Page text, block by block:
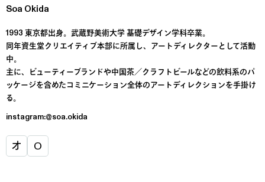
Soa Okida
1993 東京都出身。武蔵野美術大学 基礎デザイン学科卒業。
同年資生堂クリエイティブ本部に所属し、アートディレクターとして活動
中。
主に、ビューティーブランドや中国茶／クラフトビールなどの飲料系のパ
ッケージを含めたコミニケーション全体のアートディレクションを手掛け
る。
instagram:@soa.okida
オ O